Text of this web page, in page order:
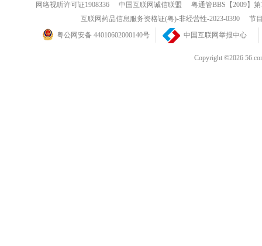
网络视听许可证1908336
中国互联网诚信联盟
粤通管BBS【2009】
互联网药品信息服务资格证(粤)-非经营性-2023-0390
节
粤公网安备 44010602000140号
中国互联网举报中心
Copyright ©2026